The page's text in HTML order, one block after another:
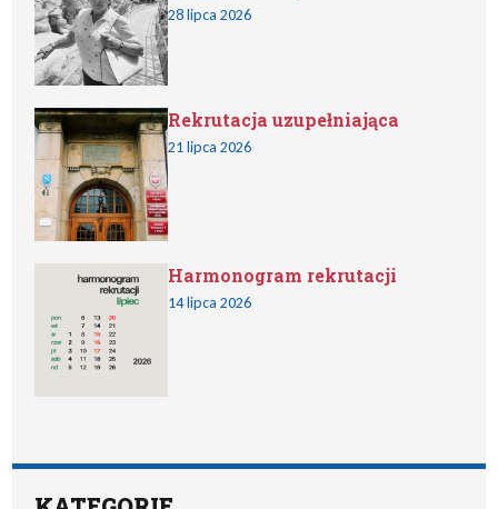
28 lipca 2026
Rekrutacja uzupełniająca
21 lipca 2026
Harmonogram rekrutacji
14 lipca 2026